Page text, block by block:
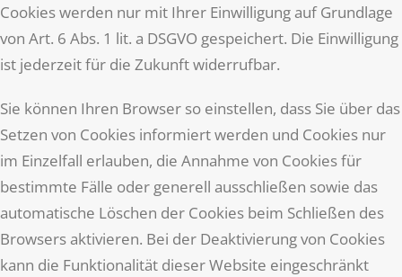
Cookies werden nur mit Ihrer Einwilligung auf Grundlage
von Art. 6 Abs. 1 lit. a DSGVO gespeichert. Die Einwilligung
ist jederzeit für die Zukunft widerrufbar.
Sie können Ihren Browser so einstellen, dass Sie über das
Setzen von Cookies informiert werden und Cookies nur
im Einzelfall erlauben, die Annahme von Cookies für
bestimmte Fälle oder generell ausschließen sowie das
automatische Löschen der Cookies beim Schließen des
Browsers aktivieren. Bei der Deaktivierung von Cookies
kann die Funktionalität dieser Website eingeschränkt